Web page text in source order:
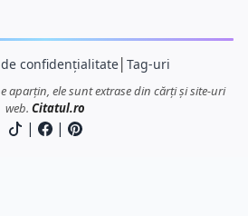
confidențialitate│ Tag-uri
aparțin, ele sunt extrase din cărți și site-uri
web. Citatul.ro
| |